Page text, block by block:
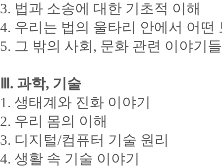
3. 법과 소송에 대한 기초적 이해
4. 우리는 법의 울타리 안에서 어떤
5. 그 밖의 사회, 문화 관련 이야기들
Ⅲ. 과학, 기술
1. 생태계와 진화 이야기
2. 우리 몸의 이해
3. 디지털/컴퓨터 기술 원리
4. 생활 속 기술 이야기